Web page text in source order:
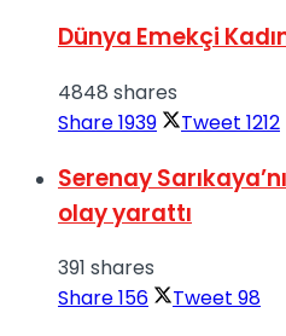
Dünya Emekçi
4848 shares
Share1939 Tweet 1212
Serenay
olay yarattı
391 shares
Share156 Tweet 98